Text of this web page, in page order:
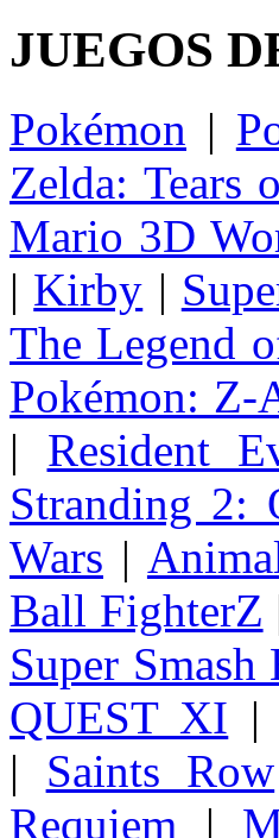
JUEGOS
Pokémon |
Zelda: Tears
Mario 3D
| Kirby |
The Legend
Pokémon: Z-
| Resident
Stranding 2:
Wars |
Ball FighterZ
Super
QUEST XI |
| Saints Row
Requiem |